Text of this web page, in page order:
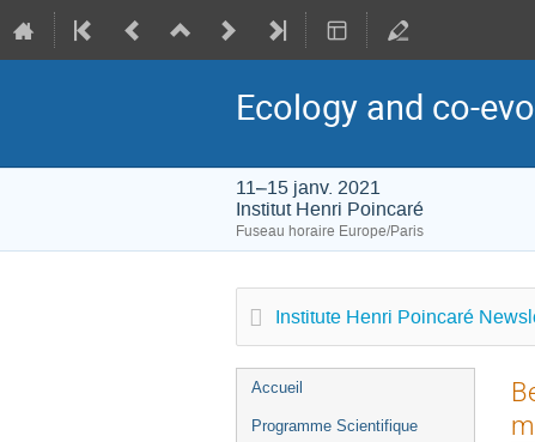
Ecology and co-
11–15 janv. 2021
Institut Henri Poincaré
Fuseau horaire Europe/Paris
Institute Henri Poincaré
Menu
de
Accueil
Programme Scientifique